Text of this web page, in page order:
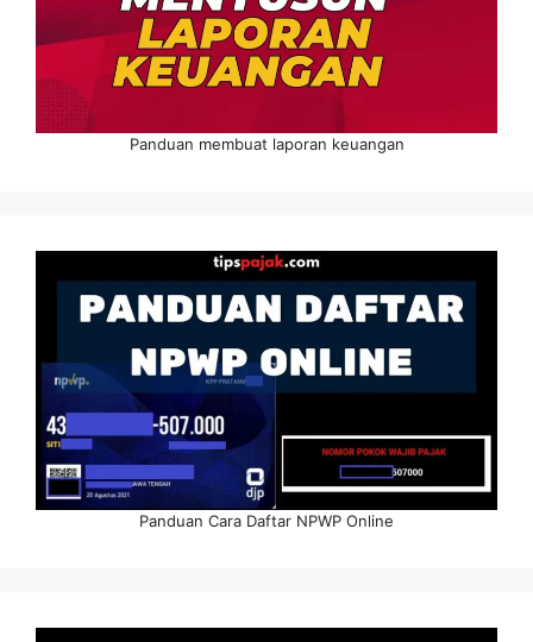
Panduan membuat laporan keuangan
Panduan Cara Daftar NPWP Online